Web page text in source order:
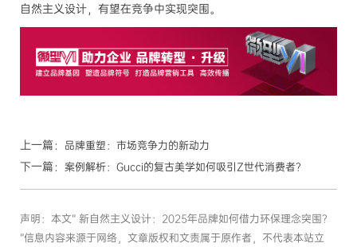
自然主义设计，有望在竞争中实现突围。
上一篇： 品牌重塑：市场竞争力的新动力
下一篇： 案例解析：Gucci的复古美学如何吸引Z世代消费者？
声明：本文“ 新自然主义设计：2025年品牌如何借力环保理念突围？
”信息内容来源于网络，文章版权和文责属于原作者，不代表本站立